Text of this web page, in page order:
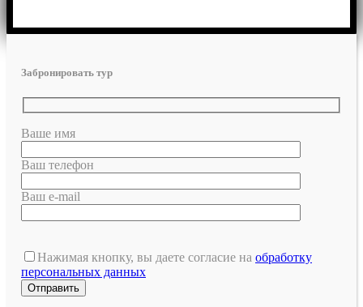
Забронировать тур
Ваше имя
Ваш телефон
Ваш e-mail
Нажимая кнопку, вы даете согласие на обработку
персональных данных